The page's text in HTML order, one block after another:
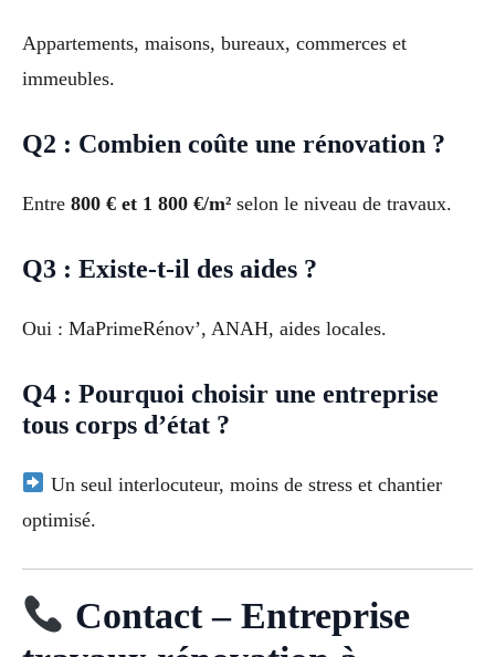
Appartements, maisons, bureaux, commerces et
immeubles.
Q2 : Combien coûte une rénovation ?
Entre 800 € et 1 800 €/m² selon le niveau de travaux.
Q3 : Existe-t-il des aides ?
Oui : MaPrimeRénov’, ANAH, aides locales.
Q4 : Pourquoi choisir une entreprise
tous corps d’état ?
Un seul interlocuteur, moins de stress et chantier
optimisé.
Contact – Entreprise